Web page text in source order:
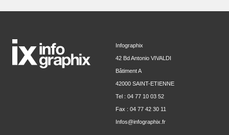
Infographix
42 Bd Antonio VIVALDI
Bâtiment A
42000 SAINT-ETIENNE
Tel : 04 77 10 03 52
Fax : 04 77 42 30 11
Infos@infographix.fr